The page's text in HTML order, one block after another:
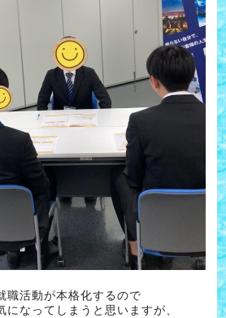
職活動が本格化するので
になってしまうと思いますが、